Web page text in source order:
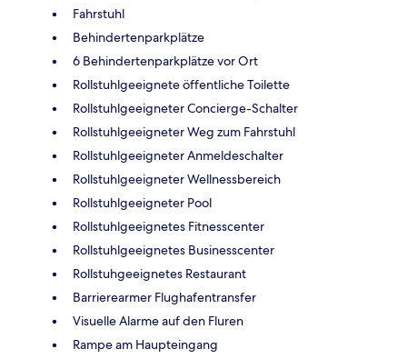
Fahrstuhl
Behindertenparkplätze
6 Behindertenparkplätze vor Ort
Rollstuhlgeeignete öffentliche Toilette
Rollstuhlgeeigneter Concierge-Schalter
Rollstuhlgeeigneter Weg zum Fahrstuhl
Rollstuhlgeeigneter Anmeldeschalter
Rollstuhlgeeigneter Wellnessbereich
Rollstuhlgeeigneter Pool
Rollstuhlgeeignetes Fitnesscenter
Rollstuhlgeeignetes Businesscenter
Rollstuhgeeignetes Restaurant
Barrierearmer Flughafentransfer
Visuelle Alarme auf den Fluren
Rampe am Haupteingang